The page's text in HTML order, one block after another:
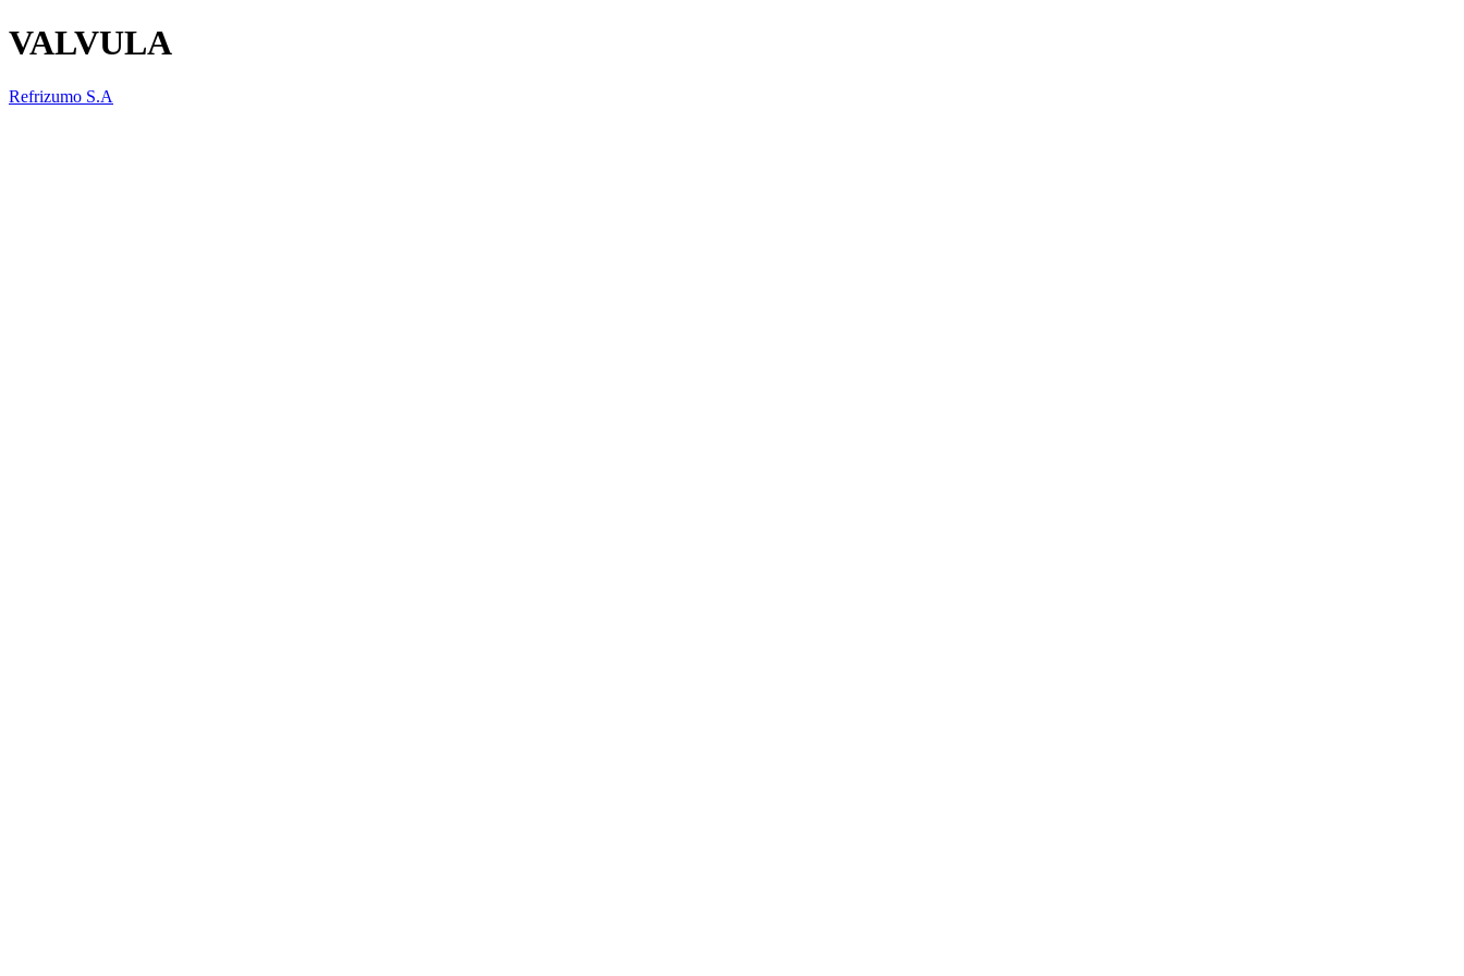
VALVULA
Refrizumo S.A